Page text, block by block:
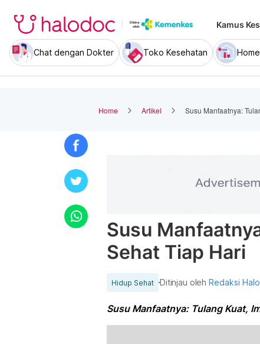
Kamus
Chat dengan Dokter Toko Kesehatan
Home Artikel Susu Manfaatnya:
Susu
Sehat Tiap Hari
Hidup Sehat Ditinjau olehRedaksi
Susu Manfaatnya: Tulang Kuat,